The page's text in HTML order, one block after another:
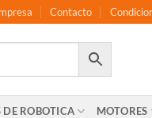
Contacto
DE ROBOTICA MOTORES